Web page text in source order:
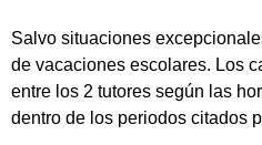
Salvo situaciones
de vacaciones escolares. Los
entre los 2 tutores según las
dentro de los periodos citados